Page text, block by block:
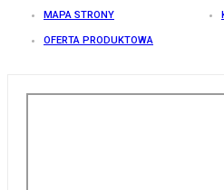
MAPA STRONY
OFERTA PRODUKTOWA